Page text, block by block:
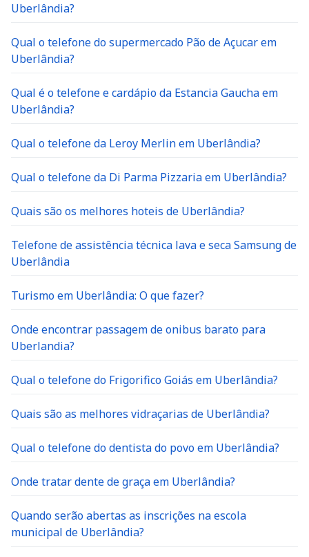
Uberlândia?
Qual o telefone do supermercado Pão de Açucar em
Uberlândia?
Qual é o telefone e cardápio da Estancia Gaucha em
Uberlândia?
Qual o telefone da Leroy Merlin em Uberlândia?
Qual o telefone da Di Parma Pizzaria em Uberlândia?
Quais são os melhores hoteis de Uberlândia?
Telefone de assistência técnica lava e seca Samsung de
Uberlândia
Turismo em Uberlândia: O que fazer?
Onde encontrar passagem de onibus barato para
Uberlandia?
Qual o telefone do Frigorifico Goiás em Uberlândia?
Quais são as melhores vidraçarias de Uberlândia?
Qual o telefone do dentista do povo em Uberlândia?
Onde tratar dente de graça em Uberlândia?
Quando serão abertas as inscrições na escola
municipal de Uberlândia?